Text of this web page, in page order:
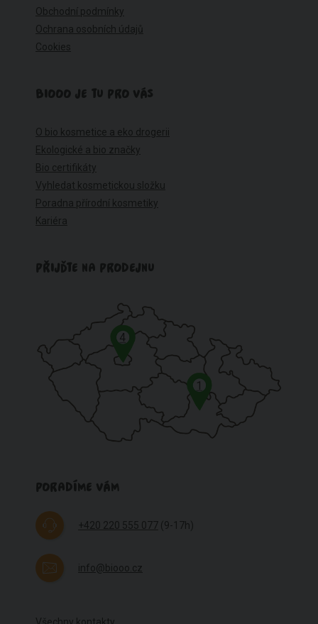
Obchodní podmínky
Ochrana osobních údajů
Cookies
BIOOO JE TU PRO VÁS
O bio kosmetice a eko drogerii
Ekologické a bio značky
Bio certifikáty
Vyhledat kosmetickou složku
Poradna přírodní kosmetiky
Kariéra
PŘIJĎTE NA PRODEJNU
1
4
PORADÍME VÁM
+420 220 555 077 (9-17h)
info@biooo.cz
Všechny kontakty